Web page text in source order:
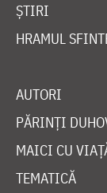
ȘTIRI
HRAMUL
AUTORI
PĂRINȚI
MAICI CU
TEMATICĂ